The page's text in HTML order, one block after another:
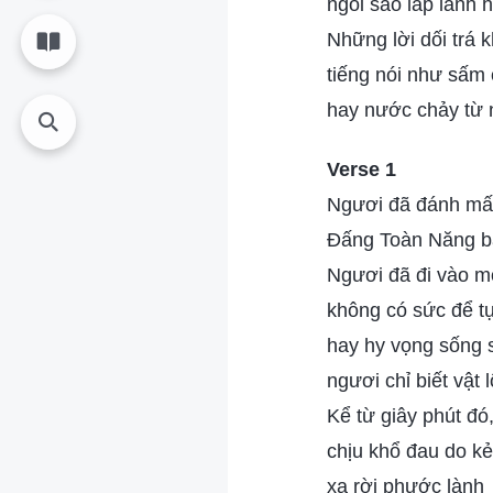
ngôi sao lấp lánh
Những lời dối trá
tiếng nói như
hay nước chảy từ
Verse 1
Ngươi đã đánh
Đấng Toàn Năng
Ngươi đã đi vào
không có sức để
hay hy vọng sống
ngươi chỉ biết vật
Kể từ giây phút
chịu khổ đau do
xa rời phước lành